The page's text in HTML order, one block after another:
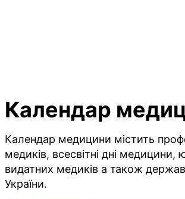
Календар
Календар медицини містить
медиків, всесвітні дні медицини,
видатних медиків а також
України.